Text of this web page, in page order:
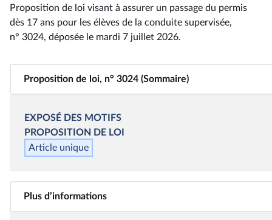
Proposition de loi visant à assurer un passage du permis
dès 17 ans pour les élèves de la conduite supervisée,
n° 3024, déposée le mardi 7 juillet 2026.
Proposition de loi, n° 3024 (Sommaire)
EXPOSÉ DES MOTIFS
PROPOSITION DE LOI
Article unique
Plus d’informations